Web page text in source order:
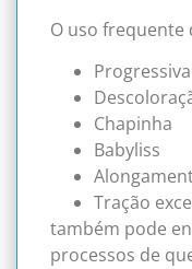
O uso frequente
Progressiva
Chapinha
Babyliss
Tração
também pode
processos de